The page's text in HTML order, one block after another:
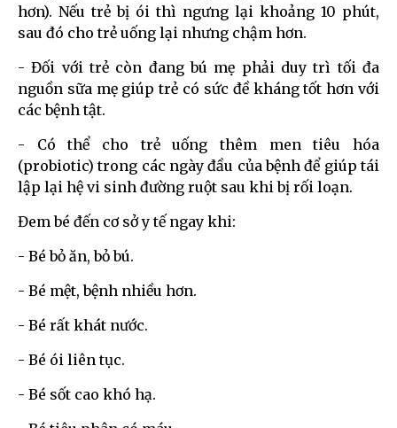
hơn). Nếu trẻ bị ói thì ngưng lại khoảng 10 phút,
sau đó cho trẻ uống lại nhưng chậm hơn.
- Đối với trẻ còn đang bú mẹ phải duy trì tối đa
nguồn sữa mẹ giúp trẻ có sức đề kháng tốt hơn với
các bệnh tật.
- Có thể cho trẻ uống thêm men tiêu hóa
(probiotic) trong các ngày đầu của bệnh để giúp tái
lập lại hệ vi sinh đường ruột sau khi bị rối loạn.
Đem bé đến cơ sở y tế ngay khi:
- Bé bỏ ăn, bỏ bú.
- Bé mệt, bệnh nhiều hơn.
- Bé rất khát nước.
- Bé ói liên tục.
- Bé sốt cao khó hạ.